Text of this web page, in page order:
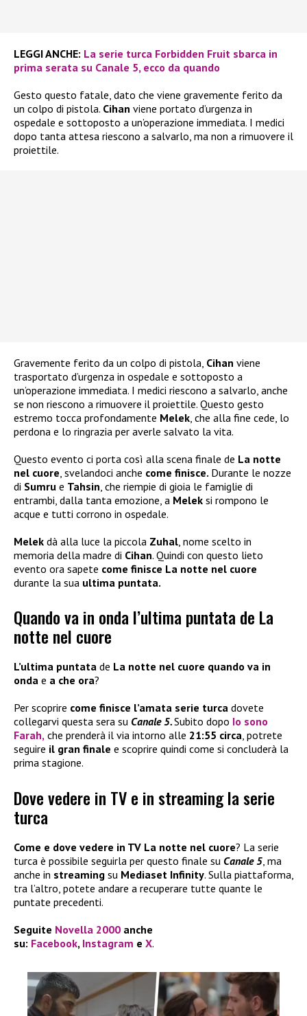
LEGGI ANCHE: La serie turca Forbidden Fruit sbarca in
prima serata su Canale 5, ecco da quando
Gesto questo fatale, dato che viene gravemente ferito da
un colpo di pistola. Cihan viene portato d’urgenza in
ospedale e sottoposto a un’operazione immediata. I medici
dopo tanta attesa riescono a salvarlo, ma non a rimuovere il
proiettile.
Gravemente ferito da un colpo di pistola, Cihan viene
trasportato d’urgenza in ospedale e sottoposto a
un’operazione immediata. I medici riescono a salvarlo, anche
se non riescono a rimuovere il proiettile. Questo gesto
estremo tocca profondamente Melek, che alla fine cede, lo
perdona e lo ringrazia per averle salvato la vita.
Questo evento ci porta così alla scena finale de La notte
nel cuore, svelandoci anche come finisce. Durante le nozze
di Sumru e Tahsin, che riempie di gioia le famiglie di
entrambi, dalla tanta emozione, a Melek si rompono le
acque e tutti corrono in ospedale.
Melek dà alla luce la piccola Zuhal, nome scelto in
memoria della madre di Cihan. Quindi con questo lieto
evento ora sapete come finisce La notte nel cuore
durante la sua ultima puntata.
Quando va in onda l’ultima puntata de La
notte nel cuore
L’ultima puntata de La notte nel cuore quando va in
onda e a che ora?
Per scoprire come finisce l’amata serie turca dovete
collegarvi questa sera su Canale 5.Subito dopo Io sono
Farah, che prenderà il via intorno alle 21:55 circa, potrete
seguire il gran finale e scoprire quindi come si concluderà la
prima stagione.
Dove vedere in TV e in streaming la serie
turca
Come e dove vedere in TV La notte nel cuore? La serie
turca è possibile seguirla per questo finale su Canale 5 , ma
anche in streaming su Mediaset Infinity. Sulla piattaforma,
tra l’altro, potete andare a recuperare tutte quante le
puntate precedenti.
Seguite Novella 2000 anche
su: Facebook, Instagram e X.